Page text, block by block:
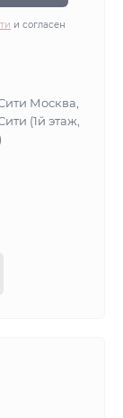
и согласен
Москва,
(1й этаж,